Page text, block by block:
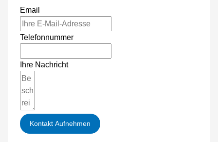
Email
Telefonnummer
Ihre Nachricht
Kontakt Aufnehmen